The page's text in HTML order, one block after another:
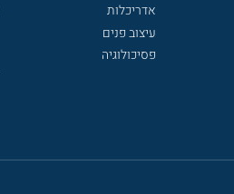
אדריכלות
עיצוב פנים
פסיכולוגיה